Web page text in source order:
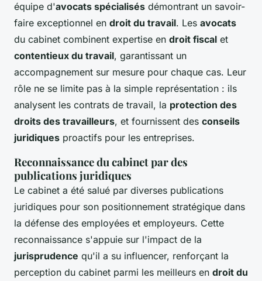
équipe d'avocats spécialisés démontrant un savoir-
faire exceptionnel en droit du travail. Les avocats
du cabinet combinent expertise en droit fiscal et
contentieux du travail, garantissant un
accompagnement sur mesure pour chaque cas. Leur
rôle ne se limite pas à la simple représentation : ils
analysent les contrats de travail, la protection des
droits des travailleurs, et fournissent des conseils
juridiques proactifs pour les entreprises.
Reconnaissance du cabinet par des
publications juridiques
Le cabinet a été salué par diverses publications
juridiques pour son positionnement stratégique dans
la défense des employées et employeurs. Cette
reconnaissance s'appuie sur l'impact de la
jurisprudence qu'il a su influencer, renforçant la
perception du cabinet parmi les meilleurs en droit du